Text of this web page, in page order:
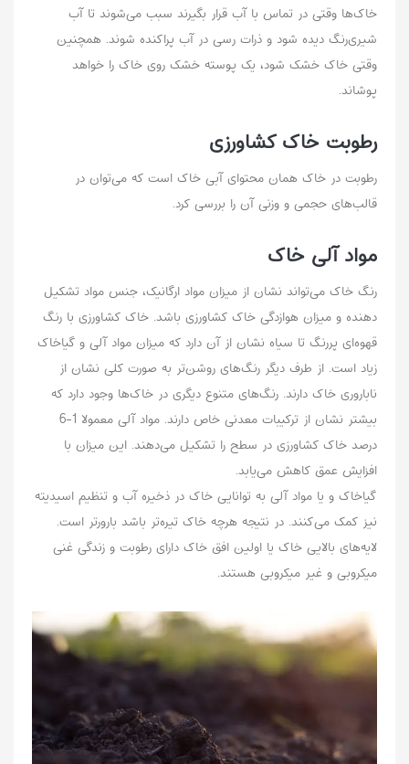
خاک‌ها وقتی در تماس با آب قرار بگیرند سبب می‌شوند تا آب
شیری‌رنگ دیده شود و ذرات رسی در آب پراکنده شوند. همچنین
وقتی خاک خشک شود، یک پوسته خشک روی خاک را خواهد
پوشاند.
رطوبت خاک کشاورزی
رطوبت در خاک همان محتوای آبی خاک است که می‌توان در
قالب‌های حجمی و وزنی آن را بررسی کرد.
مواد آلی خاک
رنگ خاک می‌تواند نشان از میزان مواد ارگانیک، جنس مواد تشکیل
دهنده و میزان هوازدگی خاک کشاورزی باشد. خاک کشاورزی با رنگ
قهوه‌ای پررنگ تا سیاه نشان از آن دارد که میزان مواد آلی و گیاخاک
زیاد است. از طرف دیگر رنگ‌های روشن‌تر به صورت کلی نشان از
ناباروری خاک دارند‌. رنگ‌های متنوع دیگری در خاک‌ها وجود دارد که
درصد خاک کشاورزی در سطح را تشکیل می‌دهند. این میزان با
افزایش عمق کاهش می‌یابد.
گیاخاک و یا مواد آلی به توانایی خاک در ذخیره آب و تنظیم اسیدیته
نیز کمک می‌کنند. در نتیجه هرچه خاک تیره‌تر باشد بارورتر است.
لایه‌های بالایی خاک یا اولین افق خاک دارای رطوبت و زندگی غنی
میکروبی و غیر میکروبی هستند.